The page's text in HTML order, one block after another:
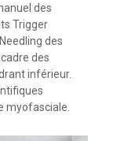
des
Trigger
des
des
inférieur.
myofasciale.